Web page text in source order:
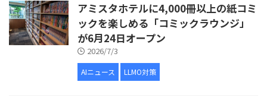
アミスタホテルに4,000冊以上の紙コミ
ックを楽しめる「コミックラウンジ」
が6月24日オープン
2026/7/3
AIニュース LLMO対策